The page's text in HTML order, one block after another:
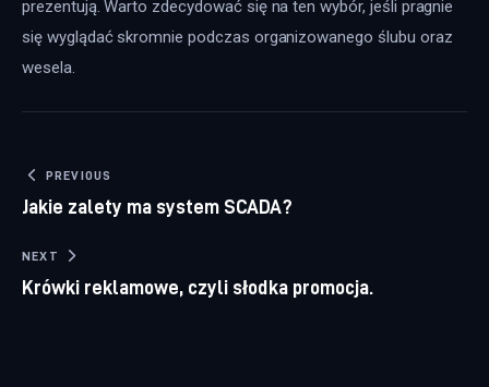
prezentują. Warto zdecydować się na ten wybór, jeśli pragnie
się wyglądać skromnie podczas organizowanego ślubu oraz
wesela.
Nawigacja wpisu
PREVIOUS
Jakie zalety ma system SCADA?
NEXT
Krówki reklamowe, czyli słodka promocja.